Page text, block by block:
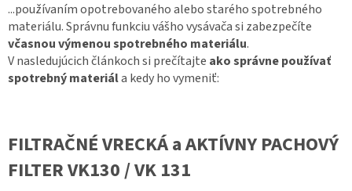
...používaním opotrebovaného alebo starého spotrebného
materiálu. Správnu funkciu vášho vysávača si zabezpečíte
včasnou výmenou spotrebného materiálu.
V nasledujúcich článkoch si prečítajte ako správne používať
spotrebný materiála kedy ho vymeniť:
FILTRAČNÉ VRECKÁ a AKTÍVNY PACHOVÝ
FILTER VK130 / VK 131